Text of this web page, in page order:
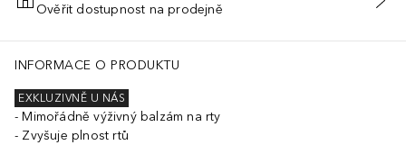
PŘIDAT DO KOŠÍKU
Ověřit dostupnost na prodejně
INFORMACE O PRODUKTU
EXKLUZIVNĚ U NÁS
Mimořádně výživný balzám na rty
Zvyšuje plnost rtů